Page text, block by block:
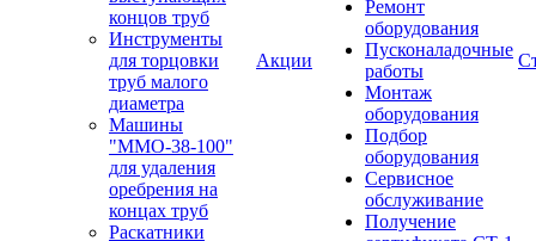
концов труб
Инструменты
для торцовки
труб малого
диаметра
Машины
"ММО-38-100"
для удаления
оребрения на
концах труб
Раскатники
Акции
Ремонт
оборудования
Пусконаладочные
работы
Монтаж
оборудования
Подбор
оборудования
Сервисное
обслуживание
Получение